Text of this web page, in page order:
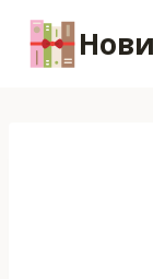
содержимому